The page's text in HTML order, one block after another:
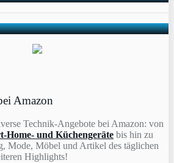
Amazon
Technik-Angebote bei Amazon: von
Home- und Küchengeräte bis hin zu
Mode, Möbel und Artikel des täglichen
Highlights!